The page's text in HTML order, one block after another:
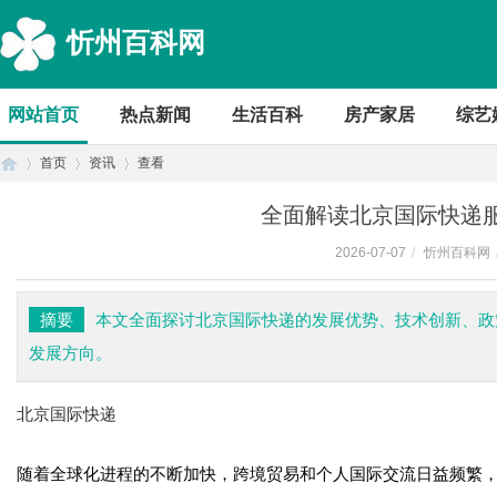
忻州百科网
网站首页 热点新闻 生活百科 房产家居 综艺
首页 资讯 查看
全面解读北京国际快递
2026-07-07 / 忻州百科网
摘要
本文全面探讨北京国际快递的发展优势、技术创新、
发展方向。
北京国际快递
随着全球化进程的不断加快，跨境贸易和个人国际交流日益频